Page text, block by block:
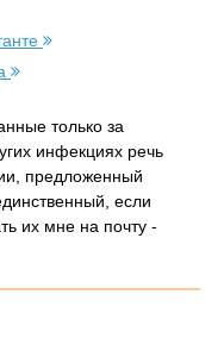
только за
инфекциях речь
предложенный
если
их мне на почту -